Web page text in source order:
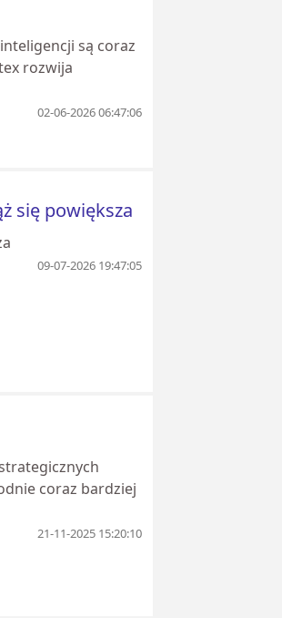
są coraz
rozwija
02-06-2026 06:47:06
się powiększa
09-07-2026 19:47:05
coraz bardziej
21-11-2025 15:20:10